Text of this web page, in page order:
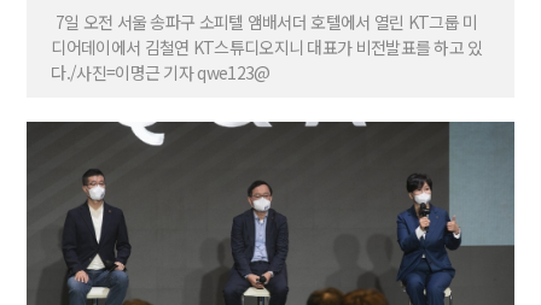
7일 오전 서울 송파구 소피텔 앰배서더 호텔에서 열린 KT그룹 미
디어데이에서 김철연 KT스튜디오지니 대표가 비전발표를 하고 있
다./사진=이명근 기자 qwe123@